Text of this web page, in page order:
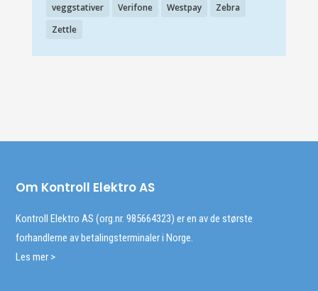
veggstativer
Verifone Westpay
Zebra
Zettle
Om Kontroll Elektro AS
Kontroll Elektro AS (org.nr. 985664323) er en av de største
forhandlerne av betalingsterminaler i Norge.
Les mer >